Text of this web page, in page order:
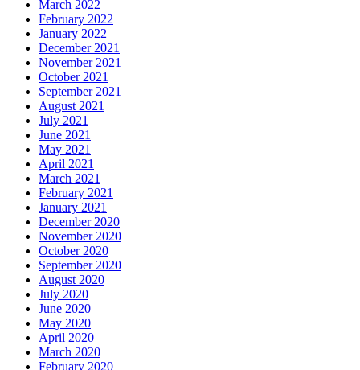
March 2022
February 2022
January 2022
December 2021
November 2021
October 2021
September 2021
August 2021
July 2021
June 2021
May 2021
April 2021
March 2021
February 2021
January 2021
December 2020
November 2020
October 2020
September 2020
August 2020
July 2020
June 2020
May 2020
April 2020
March 2020
February 2020